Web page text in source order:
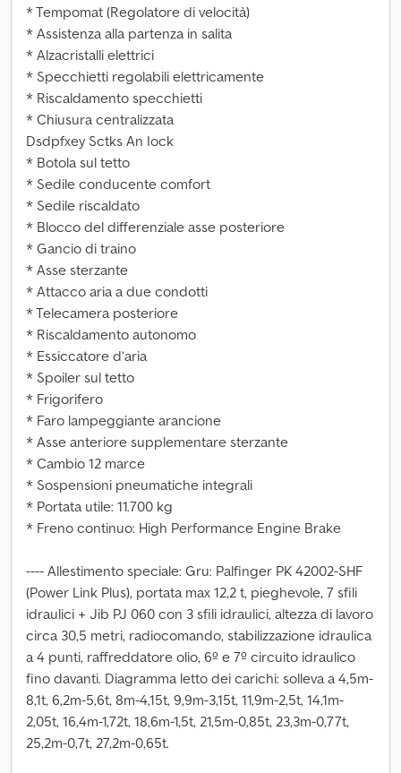
* Tempomat (Regolatore di velocità)
* Assistenza alla partenza in salita
* Alzacristalli elettrici
* Specchietti regolabili elettricamente
* Riscaldamento specchietti
* Chiusura centralizzata
Dsdpfxey Sctks An Iock
* Botola sul tetto
* Sedile conducente comfort
* Sedile riscaldato
* Blocco del differenziale asse posteriore
* Gancio di traino
* Asse sterzante
* Attacco aria a due condotti
* Telecamera posteriore
* Riscaldamento autonomo
* Essiccatore d’aria
* Spoiler sul tetto
* Frigorifero
* Faro lampeggiante arancione
* Asse anteriore supplementare sterzante
* Cambio 12 marce
* Sospensioni pneumatiche integrali
* Portata utile: 11.700 kg
* Freno continuo: High Performance Engine Brake
---- Allestimento speciale: Gru: Palfinger PK 42002-SHF
(Power Link Plus), portata max 12,2 t, pieghevole, 7 sfili
idraulici + Jib PJ 060 con 3 sfili idraulici, altezza di lavoro
circa 30,5 metri, radiocomando, stabilizzazione idraulica
a 4 punti, raffreddatore olio, 6º e 7º circuito idraulico
fino davanti. Diagramma letto dei carichi: solleva a 4,5m-
8,1t, 6,2m-5,6t, 8m-4,15t, 9,9m-3,15t, 11,9m-2,5t, 14,1m-
2,05t, 16,4m-1,72t, 18,6m-1,5t, 21,5m-0,85t, 23,3m-0,77t,
25,2m-0,7t, 27,2m-0,65t.